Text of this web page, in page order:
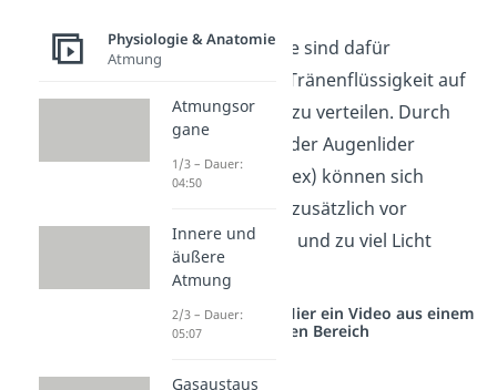
Augenlider: Sie sind dafür
zuständig die Tränenflüssigkeit auf
dem Augapfel zu verteilen. Durch
das Schließen der Augenlider
(Lidschlussreflex) können sich
unsere Augen zusätzlich vor
Fremdkörpern und zu viel Licht
schützen.
Studyflix vernetzt: Hier ein Video aus einem
anderen Bereich
Physiologie & Anatomie
Atmung
Atmungsor
gane
1/3 – Dauer:
04:50
Innere und
äußere
Atmung
2/3 – Dauer:
05:07
Gasaustaus